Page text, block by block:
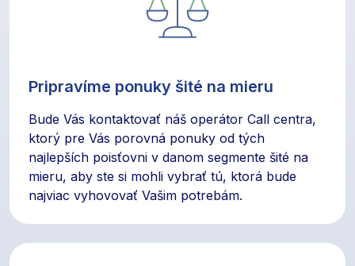
Pripravíme ponuky šité na mieru
Bude Vás kontaktovať náš operátor Call centra,
ktorý pre Vás porovná ponuky od tých
najlepších poisťovni v danom segmente šité na
mieru, aby ste si mohli vybrať tú, ktorá bude
najviac vyhovovať Vašim potrebám.